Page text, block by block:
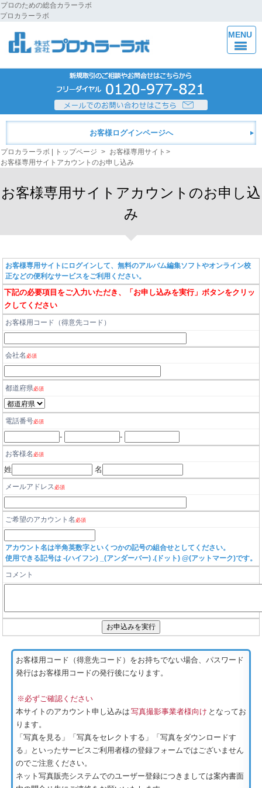
プロのための総合カラーラボ
プロカラーラボ
MENU
お客様ログインページへ
プロカラーラボ | トップページ > お客様専用サイト >
お客様専用サイトアカウントのお申し込み
お客様専用サイトアカウントのお申し込
み
お客様専用サイトにログインして、無料のアルバム編集ソフトやオンライン校
正などの便利なサービスをご利用ください。
下記の必要項目をご入力いただき、「お申し込みを実行」ボタンをクリッ
クしてください
お客様用コード（得意先コード）
会社名 必須
都道府県必須
電話番号必須
- -
お客様名 必須
姓 名
メールアドレス必須
ご希望のアカウント名 必須
アカウント名は半角英数字といくつかの記号の組合せとしてください。
使用できる記号は -(ハイフン) _(アンダーバー) .(ドット) @(アットマーク)です。
コメント
お客様用コード（得意先コード）をお持ちでない場合、パスワード
発行はお客様用コードの発行後になります。
※必ずご確認ください
本サイトのアカウント申し込みは 写真撮影事業者様向け となってお
ります。
「写真を見る」「写真をセレクトする」「写真をダウンロードす
る」といったサービスご利用者様の登録フォームではございません
のでご注意ください。
ネット写真販売システムでのユーザー登録につきましては案内書面